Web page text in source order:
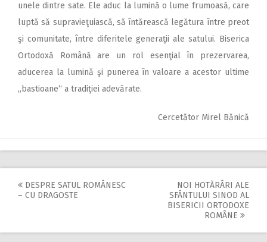
unele dintre sate. Ele aduc la lumină o lume frumoasă, care
luptă să supravieţuiască, să întărească legătura între preot
şi comunitate, între diferitele generaţii ale satului. Biserica
Ortodoxă Română are un rol esenţial în prezervarea,
aducerea la lumină şi punerea în valoare a acestor ultime
„bastioane“ a tradiţiei adevărate.
Cercetător Mirel Bănică
Post
DESPRE SATUL ROMÂNESC
– CU DRAGOSTE
NOI HOTĂRÂRI ALE
SFÂNTULUI SINOD AL
BISERICII ORTODOXE
ROMÂNE